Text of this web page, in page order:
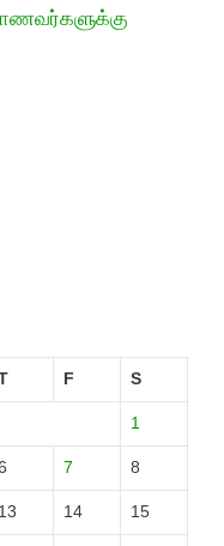
F S
1
7 8
13 14 15